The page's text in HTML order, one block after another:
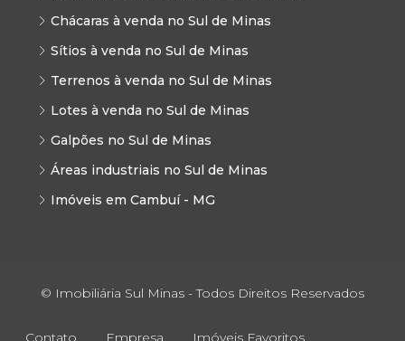
Chácaras à venda no Sul de Minas
Sítios à venda no Sul de Minas
Terrenos à venda no Sul de Minas
Lotes à venda no Sul de Minas
Galpões no Sul de Minas
Áreas industriais no Sul de Minas
Imóveis em Cambuí - MG
© Imobiliária Sul Minas - Todos Direitos Reservados
Contato Empresa Imóveis Favoritos